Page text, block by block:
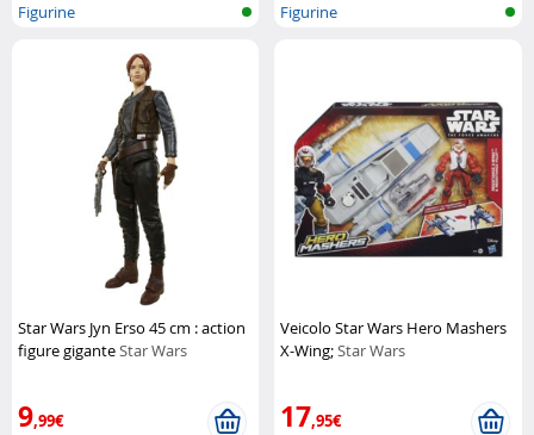
Figurine
Figurine
Star Wars Jyn Erso 45 cm : action
figure giganteStar Wars
9,99€
Veicolo Star Wars Hero Mashers
X-Wing;Star Wars
17,95€